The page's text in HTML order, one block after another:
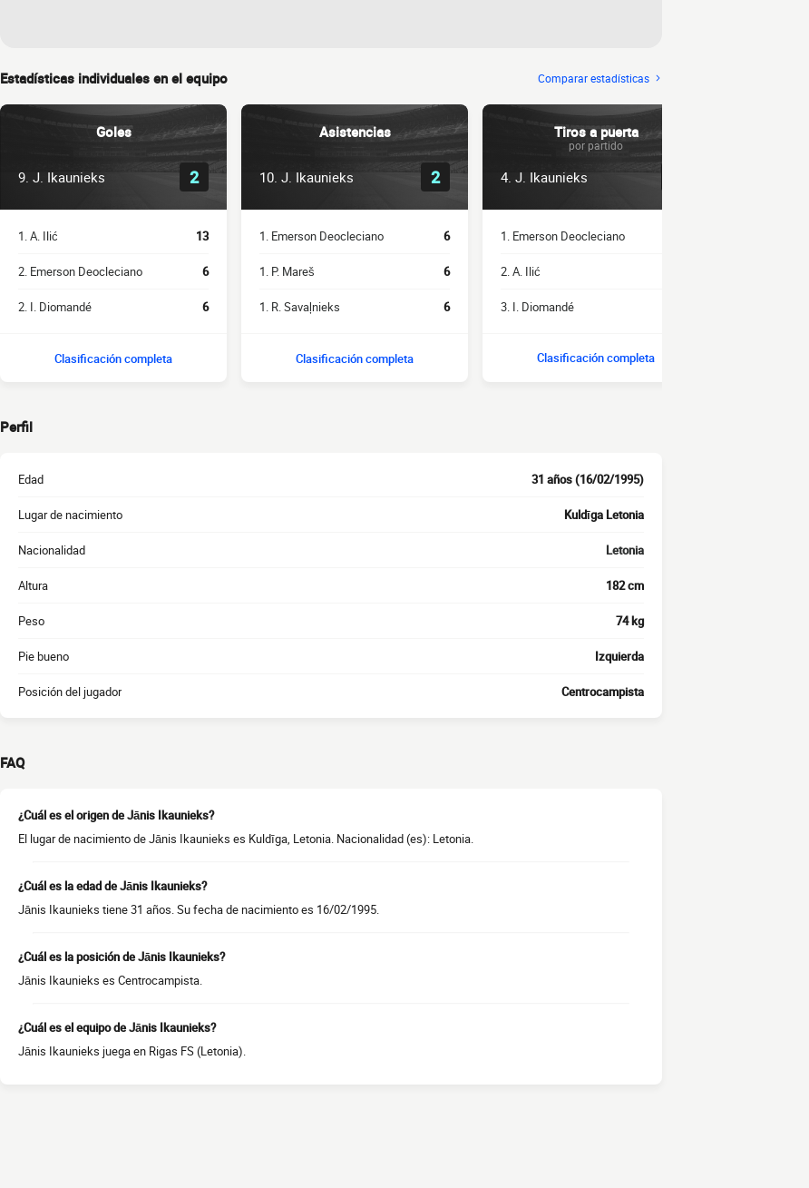
Estadísticas individuales en el equipo Comparar estadísticas
Goles
9. J. Ikaunieks 2
1. A. Ilić 13
2. Emerson Deocleciano 6
2. I. Diomandé 6
Clasificación completa
Asistencias
10. J. Ikaunieks 2
1. Emerson Deocleciano 6
1. P. Mareš 6
1. R. Savaļnieks 6
Clasificación completa
Tiros a puerta
por partido
4. J. Ikaunieks
1. Emerson Deocleciano
2. A. Ilić
3. I. Diomandé
Clasificación completa
Perfil
Edad 31 años (16/02/1995)
Lugar de nacimiento Kuldīga Letonia
Nacionalidad Letonia
Altura 182 cm
Peso 74 kg
Pie bueno Izquierda
Posición del jugador Centrocampista
FAQ
¿Cuál es el origen de Jānis Ikaunieks?
El lugar de nacimiento de Jānis Ikaunieks es Kuldīga, Letonia. Nacionalidad (es): Letonia.
¿Cuál es la edad de Jānis Ikaunieks?
Jānis Ikaunieks tiene 31 años. Su fecha de nacimiento es 16/02/1995.
¿Cuál es la posición de Jānis Ikaunieks?
Jānis Ikaunieks es Centrocampista.
¿Cuál es el equipo de Jānis Ikaunieks?
Jānis Ikaunieks juega en Rigas FS (Letonia).